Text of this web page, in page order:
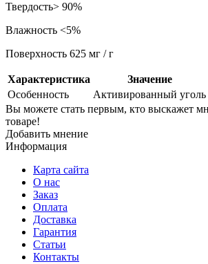
Твердость> 90%
Влажность <5%
Поверхность 625 мг / г
Характеристика
Значение
Особенность
Активированный уголь
Вы можете стать первым, кто выскажет
товаре!
Добавить мнение
Информация
Карта сайта
О нас
Заказ
Оплата
Доставка
Гарантия
Статьи
Контакты